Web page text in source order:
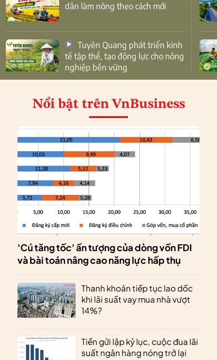
dân làm nông theo cách mới
tế tập thể, tạo động lực cho nông
nghiệp bền vững
Nổi bật trên VnBusiness
'Cú tăng tốc' ấn tượng của dòng vốn FDI
và bài toán nâng cao năng lực hấp thụ
Thanh khoản tiếp tục lao dốc
khi lãi suất vay mua nhà vượt
14%?
Tiền gửi lập kỷ lục, cuộc đua lãi
suất ngân hàng nóng trở lại